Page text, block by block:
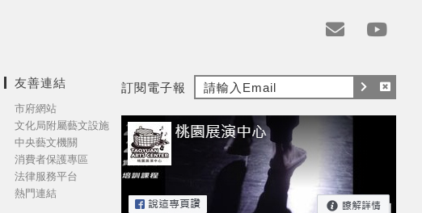
m
a
i
l
t
友善連結
市府網站
文化局附屬藝文設施
中央藝文機關
消費者保護專區
法律服務平台
熱門連結
訂閱電子報
訂
取